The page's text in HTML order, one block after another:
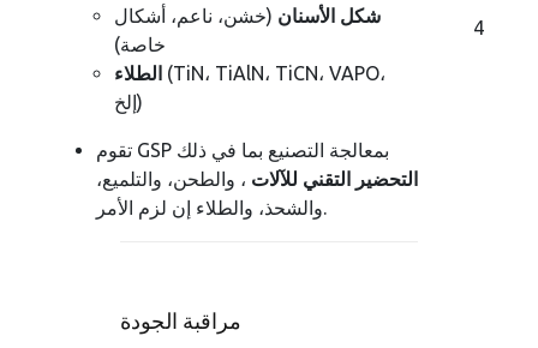
شكل الأسنان (خشن، ناعم، أشكال
خاصة)
الطلاء(TiN، TiAlN، TiCN، VAPO،
إلخ)
تقوم GSP بمعالجة التصنيع بما في ذلك
التحضير التقني للآلات ، والطحن، والتلميع،
والشحذ، والطلاء إن لزم الأمر.
4
مراقبة الجودة